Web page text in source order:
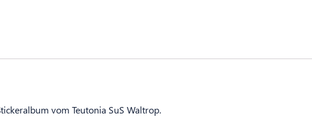
vom Teutonia SuS Waltrop.